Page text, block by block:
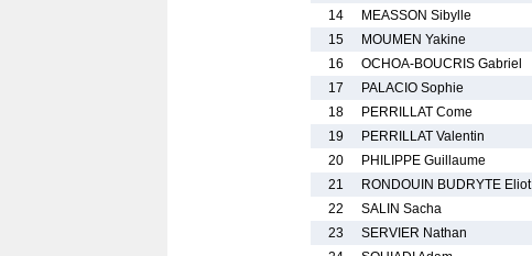
14
MEASSON Sibylle
15
MOUMEN Yakine
16
OCHOA-BOUCRIS Gabriel
17
PALACIO Sophie
18
PERRILLAT Come
19
PERRILLAT Valentin
20
PHILIPPE Guillaume
21
RONDOUIN BUDRYTE Eliot
22
SALIN Sacha
23
SERVIER Nathan